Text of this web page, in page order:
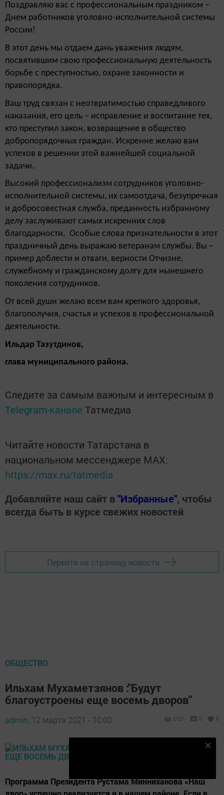
Поздравляю вас с профессиональным праздником –
Днем работников уголовно-исполнительной системы
России!
В этот день мы отдаем дань уважения людям,
посвятившим свою профессиональную деятельность
борьбе с преступностью, охране законности и
правопорядка.
Ваш труд связан с неотвратимостью справедливого
наказания, его цель – исправление и воспитание тех,
кто преступил закон, возвращение в общество
добропорядочных граждан. Искренне желаю вам
успехов в решении этой важнейшей социальной
задачи.
Высокий профессионализм сотрудников уголовно-
исполнительной системы, их самоотдача, безупречная
и добросовестная служба, преданность избранному
делу заслуживают самых искренних слов
благодарности. Особые слова признательности в этот
праздничный день выражаю ветеранам службы. Вы –
пример доблести и отваги, верности Отчизне,
служебному и гражданскому долгу для нынешнего
поколения сотрудников.
От всей души желаю всем вам крепкого здоровья,
благополучия, счастья и успехов в профессиональной
деятельности.
Ильдар Тазутдинов,
глава муниципального района.
Следите за самым важным и интересным в
Telegram-канале Татмедиа
Читайте новости Татарстана в
национальном мессенджере MАХ:
https://max.ru/tatmedia
Добавляйте наш сайт в"Избранные", чтобы
всегда быть в курсе свежих новостей
Перейти на страницу новости
ОБЩЕСТВО
Ильхам Мухаметзянов :"Будут
благоустроены еще восемь дворов"
admin, 12 марта 2021 - 10:00 2121 0 0
Программа Президента Рустама Минниханова «Наш